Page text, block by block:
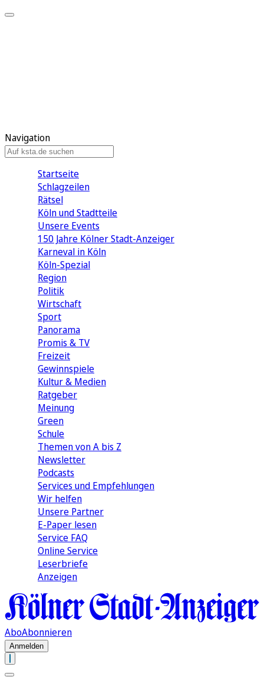
Navigation
Startseite
Schlagzeilen
Rätsel
Köln und Stadtteile
Unsere Events
150 Jahre Kölner Stadt-Anzeiger
Karneval in Köln
Köln-Spezial
Region
Politik
Wirtschaft
Sport
Panorama
Promis & TV
Freizeit
Gewinnspiele
Kultur & Medien
Ratgeber
Meinung
Green
Schule
Themen von A bis Z
Newsletter
Podcasts
Services und Empfehlungen
Wir helfen
Unsere Partner
E-Paper lesen
Service FAQ
Online Service
Leserbriefe
Anzeigen
AboAbonnieren
Anmelden